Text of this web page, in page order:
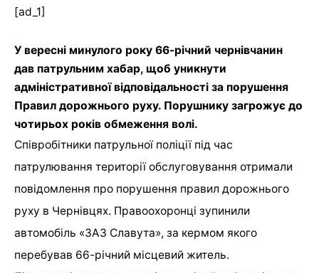
[ad_1]
У вересні минулого року 66-річний чернівчанин
дав патрульним хабар, щоб уникнути
адміністративної відповідальності за порушення
Правил дорожнього руху. Порушнику загрожує до
чотирьох років обмеження волі.
Співробітники патрульної поліції під час
патрулювання території обслуговування отримали
повідомлення про порушення правил дорожнього
руху в Чернівцях. Правоохоронці зупинили
автомобіль «ЗАЗ Славута», за кермом якого
перебував 66-річний місцевий житель.